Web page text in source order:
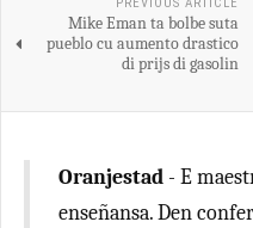
PREVIOUS ARTICLE
Mike Eman ta bolbe suta
pueblo cu aumento drastico
di prijs di gasolin
Oranjestad - E
enseñansa. Den